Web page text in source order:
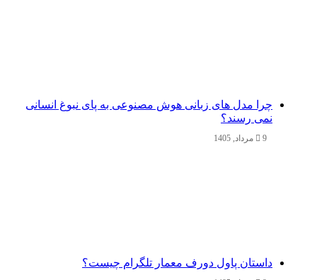
چرا مدل‌ های زبانی هوش مصنوعی به پای نبوغ انسانی
نمی‌ رسند؟
9 مرداد, 1405
داستان پاول دورف معمار تلگرام چیست؟